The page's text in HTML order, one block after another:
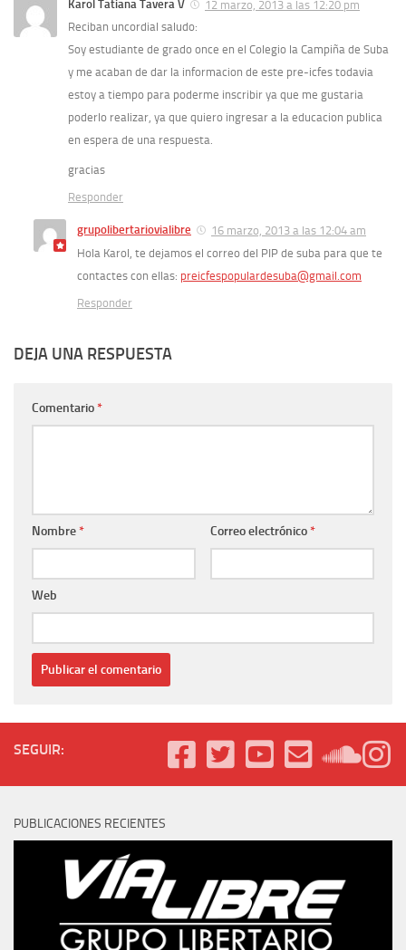
Karol Tatiana Tavera V
12 marzo, 2013 a las 12:20 pm
Reciban uncordial saludo:
Soy estudiante de grado once en el Colegio la Campiña de Suba
y me acaban de dar la informacion de este pre-icfes todavia
estoy a tiempo para poderme inscribir ya que me gustaria
poderlo realizar, ya que quiero ingresar a la educacion publica
en espera de una respuesta.
gracias
Responder
grupolibertariovialibre
16 marzo, 2013 a las 12:04 am
Hola Karol, te dejamos el correo del PIP de suba para que te
contactes con ellas: preicfespopulardesuba@gmail.com
Responder
DEJA UNA RESPUESTA
Comentario*
Nombre* Correo electrónico*
Web
SEGUIR:
PUBLICACIONES RECIENTES